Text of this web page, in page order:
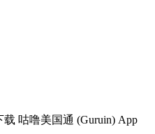
咕噜美国通 (Guruin) App